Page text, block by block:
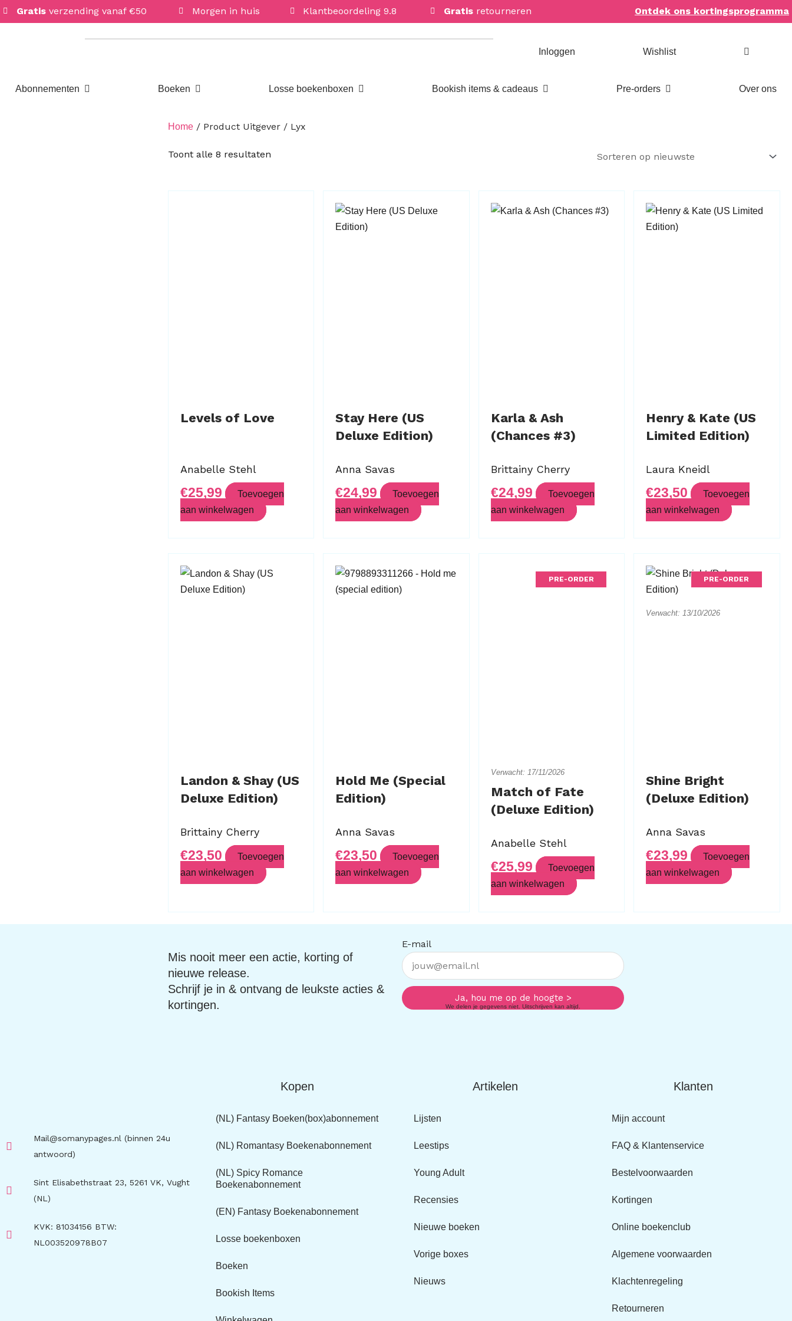
Gratis verzending vanaf €50 Morgen in huis Klantbeoordeling 9.8 Gratis retourneren Ontdek ons kortingsprogramma
Inloggen Wishlist
Abonnementen Open AbonnementenBoeken Open Boeken Losse boekenboxen Open Losse boekenboxenBookish items & cadeaus Open Bookish items & cadeaus
Pre-orders Open Pre-orders Over ons
Home/ Product Uitgever / Lyx
Toont alle 8 resultatenGesorteerd
Levels of Love
Anabelle Stehl
€25,99
Toevoegen
aan winkelwagen
Stay Here (US
Deluxe Edition)
Anna Savas
€24,99
Toevoegen
aan winkelwagen
Karla & Ash
(Chances #3)
Brittainy Cherry
€24,99
Toevoegen
aan winkelwagen
Henry & Kate (US
Limited Edition)
Laura Kneidl
€23,50
Toevoegen
aan winkelwagen
Landon & Shay (US
Deluxe Edition)
Brittainy Cherry
€23,50
Toevoegen
aan winkelwagen
Hold Me (Special
Edition)
Anna Savas
€23,50
Toevoegen
aan winkelwagen
PRE-ORDER
Verwacht: 17/11/2026
Match of Fate
(Deluxe Edition)
Anabelle Stehl
€25,99
Toevoegen
aan winkelwagen
PRE-ORDER
Verwacht: 13/10/2026
Shine Bright
(Deluxe Edition)
Anna Savas
€23,99
Toevoegen
aan winkelwagen
Mis nooit meer een actie, korting of
nieuwe release.
Schrijf je in & ontvang de leukste acties &
kortingen.
E-mail
Ja, hou me op de hoogte >
We delen je gegevens niet. Uitschrijven kan altijd.
Mail@somanypages.nl (binnen 24u
antwoord)
Sint Elisabethstraat 23, 5261 VK, Vught
(NL)
KVK: 81034156 BTW:
NL003520978B07
Kopen
(NL) Fantasy Boeken(box)abonnement
(NL) Romantasy Boekenabonnement
(NL) Spicy Romance
Boekenabonnement
(EN) Fantasy Boekenabonnement
Losse boekenboxen
Boeken
Bookish Items
Artikelen
Lijsten
Leestips
Young Adult
Recensies
Nieuwe boeken
Vorige boxes
Nieuws
Klanten
Mijn account
FAQ & Klantenservice
Bestelvoorwaarden
Kortingen
Online boekenclub
Algemene voorwaarden
Klachtenregeling
Retourneren